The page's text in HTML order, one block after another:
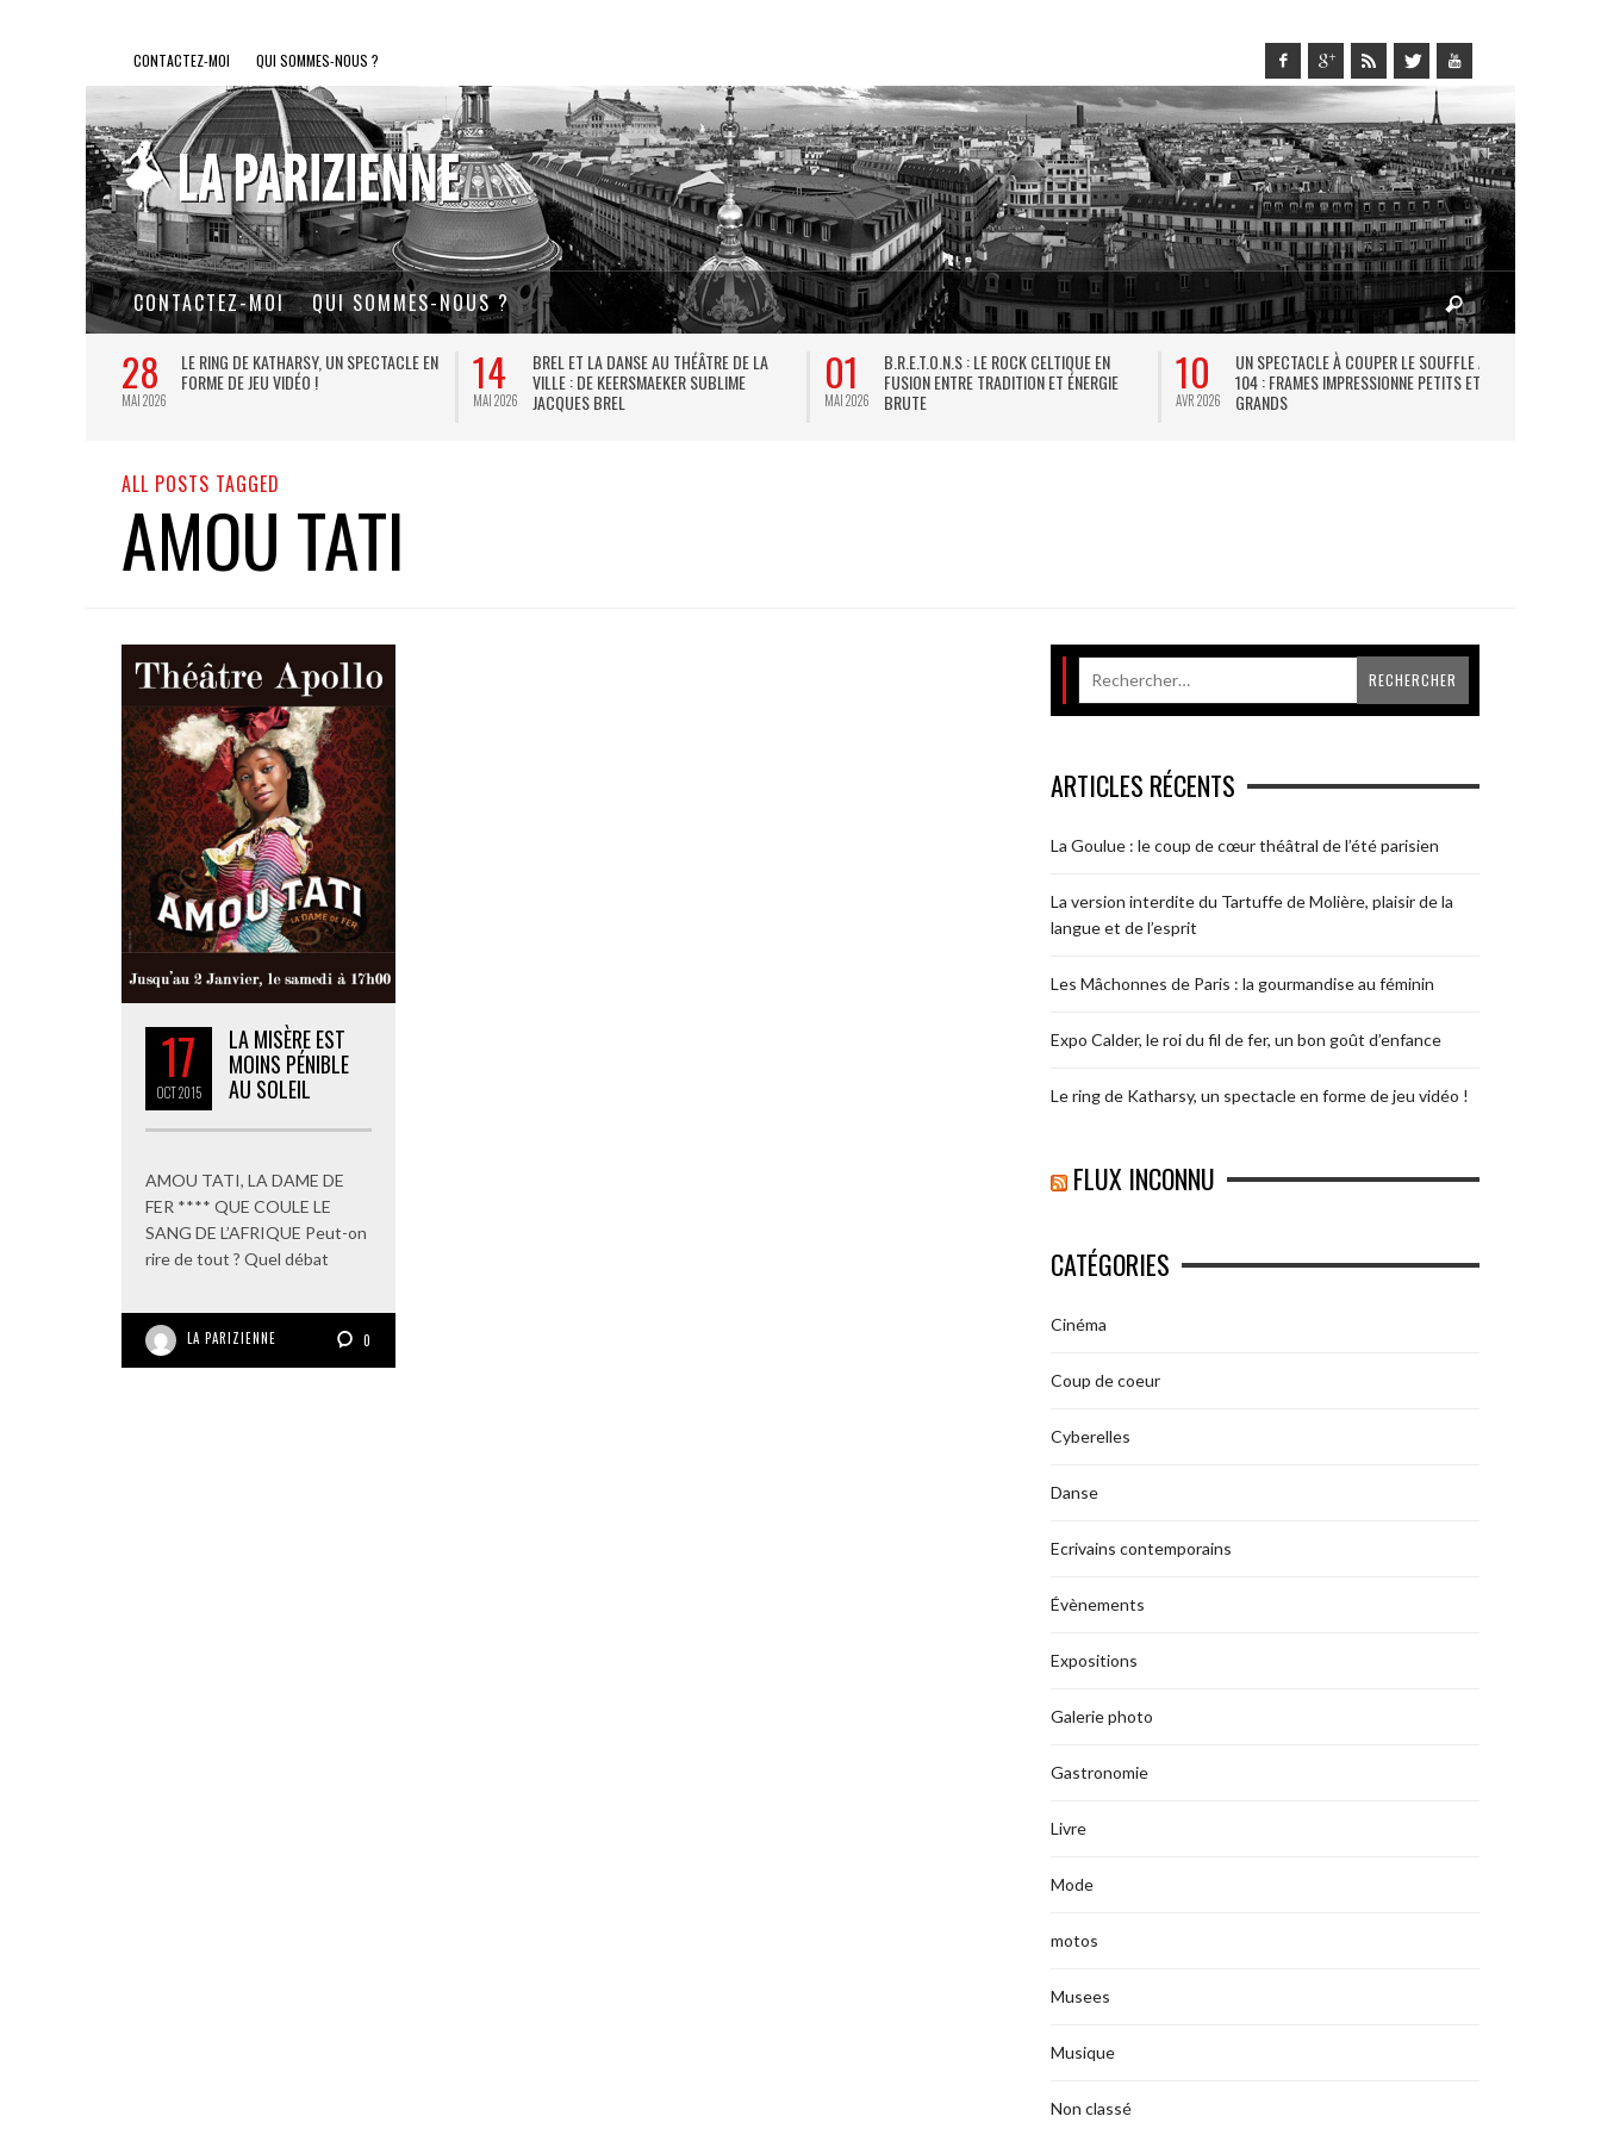
CONTACTEZ-MOI QUI SOMMES-NOUS ?
CONTACTEZ-MOI QUI SOMMES-NOUS ?
28
MAI 2026
LE RING DE KATHARSY, UN SPECTACLE EN
FORME DE JEU VIDÉO !
14
MAI 2026
BREL ET LA DANSE AU THÉÂTRE DE LA
VILLE : DE KEERSMAEKER SUBLIME
JACQUES BREL
01
MAI 2026
B.R.E.T.O.N.S : LE ROCK CELTIQUE EN
FUSION ENTRE TRADITION ET ÉNERGIE
BRUTE
10
AVR 2026
UN SPECTACLE À COUPER LE SOUFFLE AU
104 : FRAMES IMPRESSIONNE PETITS ET
GRANDS
ALL POSTS TAGGED
AMOU TATI
17
OCT2015
LA MISÈRE EST
MOINS PÉNIBLE
AU SOLEIL
AMOU TATI, LA DAME DE
FER **** QUE COULE LE
SANG DE L’AFRIQUE Peut-on
rire de tout ? Quel débat
LA PARIZIENNE 0
ARTICLES RÉCENTS
La Goulue : le coup de cœur théâtral de l’été parisien
La version interdite du Tartuffe de Molière, plaisir de la
langue et de l’esprit
Les Mâchonnes de Paris : la gourmandise au féminin
Expo Calder, le roi du fil de fer, un bon goût d’enfance
Le ring de Katharsy, un spectacle en forme de jeu vidéo !
FLUX INCONNU
CATÉGORIES
Cinéma
Coup de coeur
Cyberelles
Danse
Ecrivains contemporains
Évènements
Expositions
Galerie photo
Gastronomie
Livre
Mode
motos
Musees
Musique
Non classé